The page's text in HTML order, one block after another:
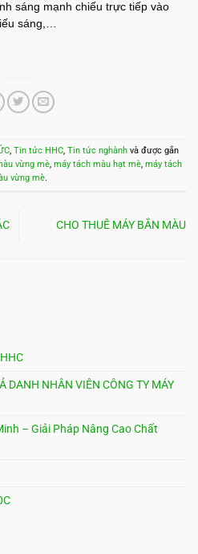
sáng mạnh chiếu trực tiếp vào
sáng,…
, Tin tức HHC, Tin tức nghành và được gắn
vừng mè, máy tách màu hạt mè, máy tách
vừng mè.
CHO THUÊ MÁY BẮN MÀU
DANH NHÂN VIÊN CÔNG TY MÁY
– Giải Pháp Nâng Cao Chất